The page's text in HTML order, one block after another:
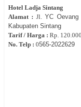
Hotel Ladja Sintang
Alamat : Jl. YC
Kabupaten Sintang
Tarif / Harga : Rp.
No. Telp : 0565-2022629